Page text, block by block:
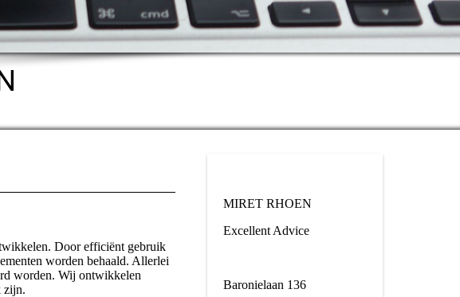
Door efficiënt gebruik
worden behaald. Allerlei
worden. Wij ontwikkelen
zijn.
MIRET RHOEN
Excellent Advice
Baronielaan 136